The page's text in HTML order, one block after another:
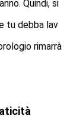
Quindi, si
tu debba lav
rimarrà